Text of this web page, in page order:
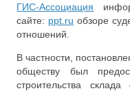
ГИС-Ассоциация
сайте: ppt.ru обзоре
отношений.
В частности,
обществу был
строительства